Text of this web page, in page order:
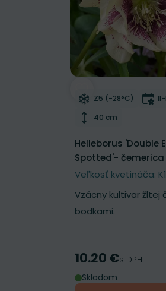
Odober do
Mrazuvzdornosť
Z5 (-28°C)
Výška rastliny
40 cm
Helleborus 'Double
Spotted'- čemerica
Veľkosť kvetináča:
Vzácny kultivar žltej
bodkami.
Cena
10.20 €s DPH
Skladom